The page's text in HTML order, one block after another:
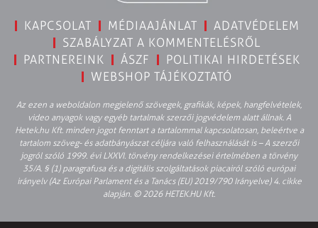
KAPCSOLAT MÉDIAAJÁNLAT
ADATVÉDELEM
SZABÁLYZAT A KOMMENTELÉSRŐL
PARTNEREINK
ÁSZF
POLITIKAI HIRDETÉSEK
WEBSHOP TÁJÉKOZTATÓ
Az ezen a weboldalon megjelenő szövegek, grafikák, képek, hangfelvételek,
video anyagok vagy egyéb tartalmak szerzői jogvédelem alatt állnak. A
Hetek.hu Kft. minden jogot fenntart a tartalommal kapcsolatosan, beleértve a
tartalom szöveg- és adatbányászat céljára való felhasználását is – A szerzői
jogról szóló 1999. évi LXXVI. törvény rendelkezései értelmében a törvény
35/A. § (1) paragrafusa és a digitális szolgáltatások piacairól szóló európai
irányelv (Az Európai Parlament és a Tanács (EU) 2019/790 Irányelve) 4. cikke
alapján. © 2026 HETEK.HU Kft.